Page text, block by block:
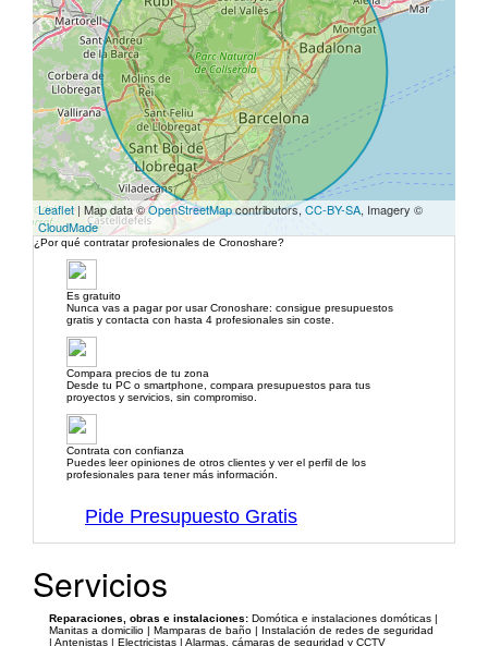
Leaflet | Map data ©OpenStreetMapcontributors,CC-BY-SA, Imagery ©
CloudMade
¿Por qué contratar profesionales de Cronoshare?
Es gratuito
Nunca vas a pagar por usar Cronoshare: consigue presupuestos
gratis y contacta con hasta 4 profesionales sin coste.
Compara precios de tu zona
Desde tu PC o smartphone, compara presupuestos para tus
proyectos y servicios, sin compromiso.
Contrata con confianza
Puedes leer opiniones de otros clientes y ver el perfil de los
profesionales para tener más información.
Pide Presupuesto Gratis
Servicios
Reparaciones, obras e instalaciones: Domótica e instalaciones domóticas |
Manitas a domicilio | Mamparas de baño | Instalación de redes de seguridad
| Antenistas | Electricistas | Alarmas, cámaras de seguridad y CCTV